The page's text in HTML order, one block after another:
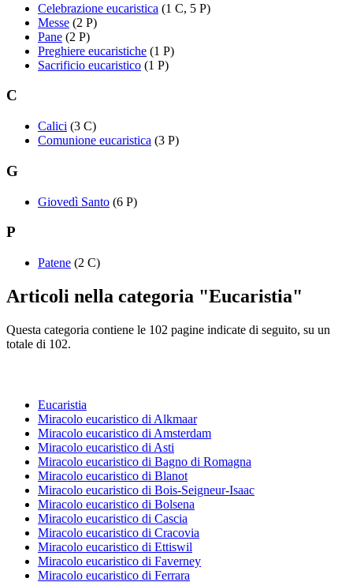
Celebrazione eucaristica (1 C, 5 P)
Messe (2 P)
Pane (2 P)
Preghiere eucaristiche (1 P)
Sacrificio eucaristico (1 P)
C
Calici (3 C)
Comunione eucaristica (3 P)
G
Giovedì Santo (6 P)
P
Patene (2 C)
Articoli nella categoria "Eucaristia"
Questa categoria contiene le 102 pagine indicate di seguito, su un
totale di 102.
Eucaristia
Miracolo eucaristico di Alkmaar
Miracolo eucaristico di Amsterdam
Miracolo eucaristico di Asti
Miracolo eucaristico di Bagno di Romagna
Miracolo eucaristico di Blanot
Miracolo eucaristico di Bois-Seigneur-Isaac
Miracolo eucaristico di Bolsena
Miracolo eucaristico di Cascia
Miracolo eucaristico di Cracovia
Miracolo eucaristico di Ettiswil
Miracolo eucaristico di Faverney
Miracolo eucaristico di Ferrara